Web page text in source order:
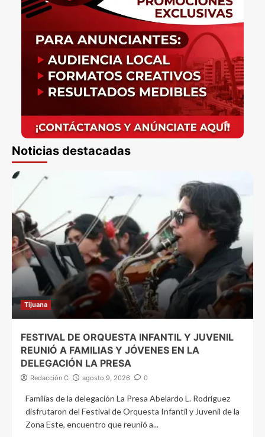
Noticias destacadas
Tijuana
FESTIVAL DE ORQUESTA INFANTIL Y JUVENIL
REUNIÓ A FAMILIAS Y JÓVENES EN LA
DELEGACIÓN LA PRESA
Redacción C agosto 9, 2026 0
Familias de la delegación La Presa Abelardo L. Rodríguez
disfrutaron del Festival de Orquesta Infantil y Juvenil de la
Zona Este, encuentro que reunió a...